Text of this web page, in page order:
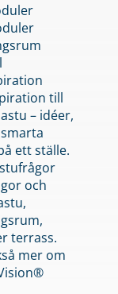
till
– idéer,
ett ställe.
och
terrass.
mer om